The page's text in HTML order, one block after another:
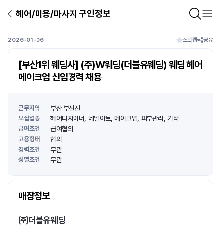
헤어/미용/마사지 구인정보
2026-01-06 스크랩 공유
[부산1위 웨딩사] (주)W웨딩(더블유웨딩) 웨딩 헤어
메이크업 신입경력 채용
근무지역 부산 부산진
모집업종 헤어디자이너 네일아트 메이크업 피부관리 기타
급여조건 급여협의
고용형태 협의
경력조건 무관
성별조건 무관
매장정보
㈜더블유웨딩